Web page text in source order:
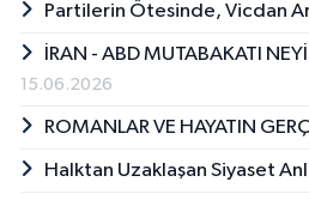
Partilerin Ötesinde, Vicdan
İRAN - ABD MUTABAKATI
15.06.2026
ROMANLAR VE HAYATIN
Halktan Uzaklaşan Siyaset